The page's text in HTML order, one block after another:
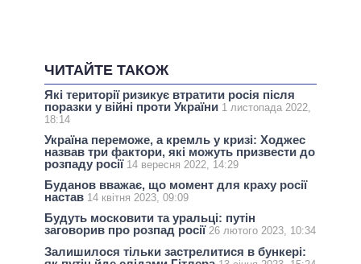
ЧИТАЙТЕ ТАКОЖ
Які території ризикує втратити росія після
поразки у війні проти України 1 листопада 2022,
18:14
Україна переможе, а кремль у кризі: Ходжес
назвав три фактори, які можуть призвести до
розпаду росії 14 вересня 2022, 14:29
Буданов вважає, що момент для краху росії
настав 14 квітня 2023, 09:09
Будуть московити та уральці: путін
заговорив про розпад росії 26 лютого 2023, 10:34
Залишилося тільки застрелитися в бункері: